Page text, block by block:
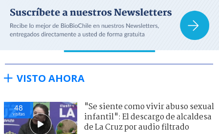
VISTO AHORA
48
visitas
"Se siente como vivir abuso sexual
infantil": El descargo de alcaldesa
de La Cruz por audio filtrado